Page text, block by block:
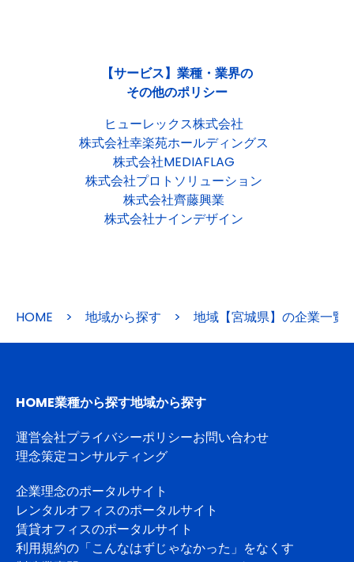
【サービス】業種・業界の
その他のポリシー
ヒューレックス株式会社
株式会社幸楽苑ホールディングス
株式会社MEDIAFLAG
株式会社プロトソリューション
株式会社齊藤興業
株式会社ナインデザイン
HOME > 地域から探す > 地域【宮城県】の企業一覧
HOME業種から探す地域から探す
運営会社プライバシーポリシーお問い合わせ
理念策定コンサルティング
企業理念のポータルサイト
レンタルオフィスのポータルサイト
賃貸オフィスのポータルサイト
利用規約の「こんなはずじゃなかった」をなくす